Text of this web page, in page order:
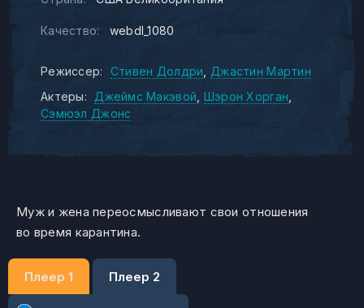
Качество: webdl_1080
Режиссер: Стивен Долдри
Джастин Мартин
Актеры:
Джеймс Макэвой Шэрон Хорган
Сэмюэл Джонс
Муж и жена переосмысливают свои отношения
во время карантина.
Плеер 1 Плеер 2